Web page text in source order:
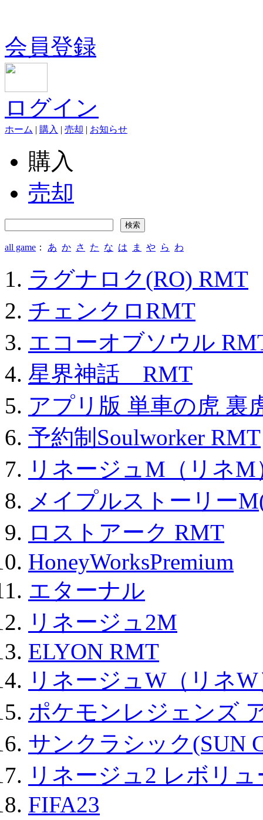
会員登録
ログイン
ホーム | 購入 | 売却 | お知らせ
購入
売却
all game ： あ か さ た な は ま や ら わ
ラグナロク(RO) RMT
チェンクロRMT
エコーオブソウル
星界神話 RMT
アプリ版 単車の虎 裏
予約制Soulworker RMT
リネージュM（リネM
メイプルストーリー
ロストアーク RMT
HoneyWorksPremium
エターナル
リネージュ2M
ELYON RMT
リネージュW（リネ
ポケモンレジェンズ
サンクラシック(SUN
リネージュ2 レボリ
FIFA23